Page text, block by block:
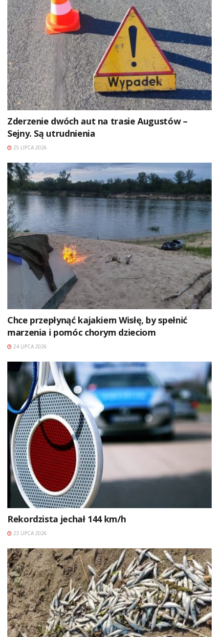
Zderzenie dwóch aut na trasie Augustów –
Sejny. Są utrudnienia
25 LIPCA 2026
Chce przepłynąć kajakiem Wisłę, by spełnić
marzenia i pomóc chorym dzieciom
24 LIPCA 2026
Rekordzista jechał 144 km/h
23 LIPCA 2026